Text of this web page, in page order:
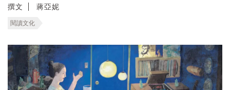
撰文 蔣亞妮
閱讀文化